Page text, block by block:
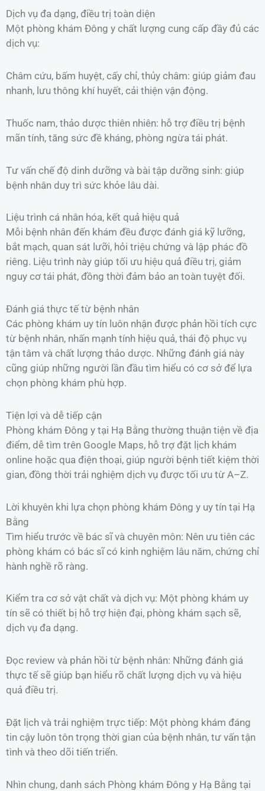
Dịch vụ đa dạng, điều trị toàn diện
Một phòng khám Đông y chất lượng cung cấp đầy đủ các
dịch vụ:
Châm cứu, bấm huyệt, cấy chỉ, thủy châm: giúp giảm đau
nhanh, lưu thông khí huyết, cải thiện vận động.
Thuốc nam, thảo dược thiên nhiên: hỗ trợ điều trị bệnh
mãn tính, tăng sức đề kháng, phòng ngừa tái phát.
Tư vấn chế độ dinh dưỡng và bài tập dưỡng sinh: giúp
bệnh nhân duy trì sức khỏe lâu dài.
Liệu trình cá nhân hóa, kết quả hiệu quả
Mỗi bệnh nhân đến khám đều được đánh giá kỹ lưỡng,
bắt mạch, quan sát lưỡi, hỏi triệu chứng và lập phác đồ
riêng. Liệu trình này giúp tối ưu hiệu quả điều trị, giảm
nguy cơ tái phát, đồng thời đảm bảo an toàn tuyệt đối.
Đánh giá thực tế từ bệnh nhân
Các phòng khám uy tín luôn nhận được phản hồi tích cực
từ bệnh nhân, nhấn mạnh tính hiệu quả, thái độ phục vụ
tận tâm và chất lượng thảo dược. Những đánh giá này
cũng giúp những người lần đầu tìm hiểu có cơ sở để lựa
chọn phòng khám phù hợp.
Tiện lợi và dễ tiếp cận
Phòng khám Đông y tại Hạ Bằng thường thuận tiện về địa
điểm, dễ tìm trên Google Maps, hỗ trợ đặt lịch khám
online hoặc qua điện thoại, giúp người bệnh tiết kiệm thời
gian, đồng thời trải nghiệm dịch vụ được tối ưu từ A–Z.
Lời khuyên khi lựa chọn phòng khám Đông y uy tín tại Hạ
Bằng
Tìm hiểu trước về bác sĩ và chuyên môn: Nên ưu tiên các
phòng khám có bác sĩ có kinh nghiệm lâu năm, chứng chỉ
hành nghề rõ ràng.
Kiểm tra cơ sở vật chất và dịch vụ: Một phòng khám uy
tín sẽ có thiết bị hỗ trợ hiện đại, phòng khám sạch sẽ,
dịch vụ đa dạng.
Đọc review và phản hồi từ bệnh nhân: Những đánh giá
thực tế sẽ giúp bạn hiểu rõ chất lượng dịch vụ và hiệu
quả điều trị.
Đặt lịch và trải nghiệm trực tiếp: Một phòng khám đáng
tin cậy luôn tôn trọng thời gian của bệnh nhân, tư vấn tận
tình và theo dõi tiến triển.
Nhìn chung, danh sách Phòng khám Đông y Hạ Bằng tại